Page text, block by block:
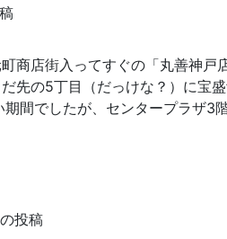
商店街入ってすぐの「丸善神戸店
先の5丁目（だっけな？）に宝盛
間でしたが、センタープラザ3
投稿